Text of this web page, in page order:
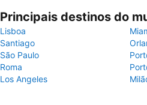
Principais destinos do
Lisboa
Santiago
São Paulo
Roma
Los Angeles